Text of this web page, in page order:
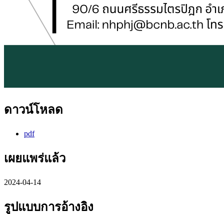
ดาวน์โหลด
pdf
เผยแพร่แล้ว
2024-04-14
รูปแบบการอ้างอิง